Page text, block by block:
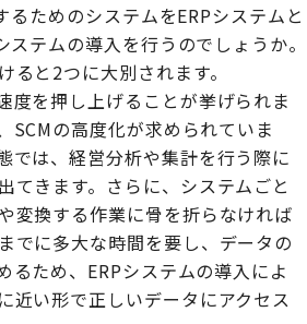
ためのシステムをERPシステムと
テムの導入を行うのでしょうか。
と2つに大別されます。
度を押し上げることが挙げられま
SCMの高度化が求められていま
では、経営分析や集計を行う際に
てきます。さらに、システムごと
変換する作業に骨を折らなければ
でに多大な時間を要し、データの
ため、ERPシステムの導入によ
近い形で正しいデータにアクセス